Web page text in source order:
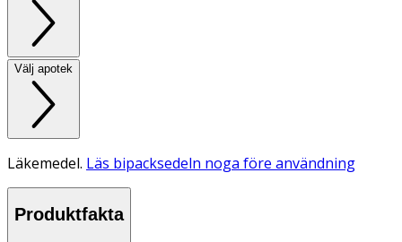
Välj apotek
Läkemedel. Läs bipacksedeln noga före användning
Produktfakta